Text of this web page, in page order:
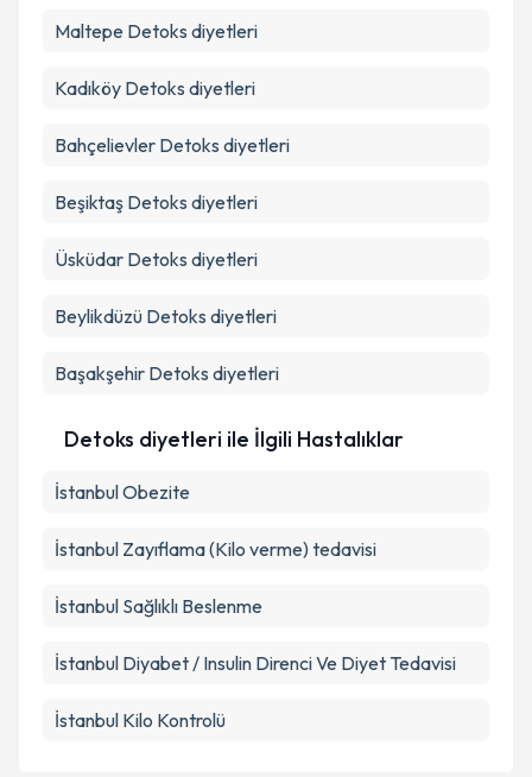
Maltepe Detoks diyetleri
Kadıköy Detoks diyetleri
Bahçelievler Detoks diyetleri
Beşiktaş Detoks diyetleri
Üsküdar Detoks diyetleri
Beylikdüzü Detoks diyetleri
Başakşehir Detoks diyetleri
Detoks diyetleri ile İlgili Hastalıklar
İstanbul Obezite
İstanbul Zayıflama (Kilo verme) tedavisi
İstanbul Sağlıklı Beslenme
İstanbul Diyabet / Insulin Direnci Ve Diyet Tedavisi
İstanbul Kilo Kontrolü